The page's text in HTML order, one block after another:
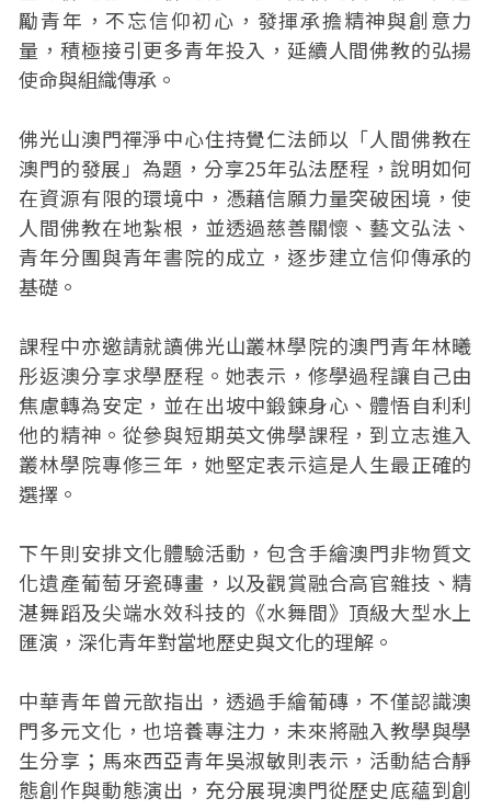
勵青年，不忘信仰初心，發揮承擔精神與創意力
量，積極接引更多青年投入，延續人間佛教的弘揚
使命與組織傳承。
佛光山澳門禪淨中心住持覺仁法師以「人間佛教在
澳門的發展」為題，分享25年弘法歷程，說明如何
在資源有限的環境中，憑藉信願力量突破困境，使
人間佛教在地紮根，並透過慈善關懷、藝文弘法、
青年分團與青年書院的成立，逐步建立信仰傳承的
基礎。
課程中亦邀請就讀佛光山叢林學院的澳門青年林曦
彤返澳分享求學歷程。她表示，修學過程讓自己由
焦慮轉為安定，並在出坡中鍛鍊身心、體悟自利利
他的精神。從參與短期英文佛學課程，到立志進入
叢林學院專修三年，她堅定表示這是人生最正確的
選擇。
下午則安排文化體驗活動，包含手繪澳門非物質文
化遺產葡萄牙瓷磚畫，以及觀賞融合高官雜技、精
湛舞蹈及尖端水效科技的《水舞間》頂級大型水上
匯演，深化青年對當地歷史與文化的理解。
中華青年曾元歆指出，透過手繪葡磚，不僅認識澳
門多元文化，也培養專注力，未來將融入教學與學
生分享；馬來西亞青年吳淑敏則表示，活動結合靜
態創作與動態演出，充分展現澳門從歷史底蘊到創